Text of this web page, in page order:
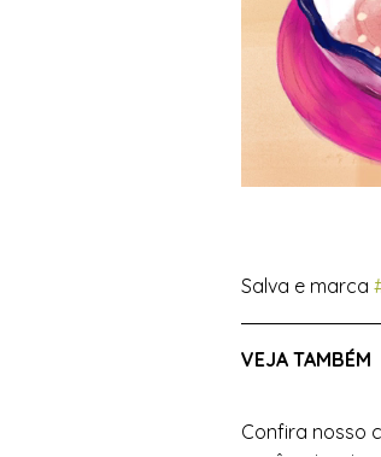
Salva e marca
VEJA TAMBÉM
Confira nosso